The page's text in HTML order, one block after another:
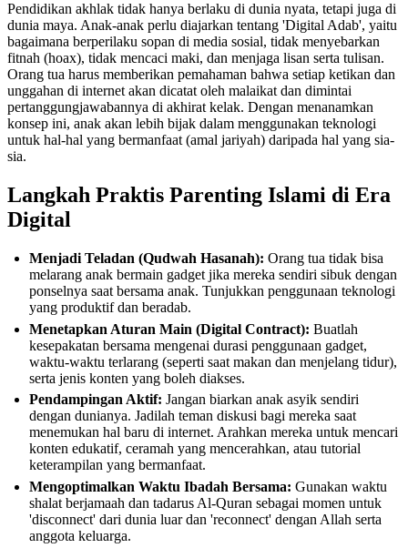
Pendidikan akhlak tidak hanya berlaku di dunia nyata, tetapi juga di
dunia maya. Anak-anak perlu diajarkan tentang 'Digital Adab', yaitu
bagaimana berperilaku sopan di media sosial, tidak menyebarkan
fitnah (hoax), tidak mencaci maki, dan menjaga lisan serta tulisan.
Orang tua harus memberikan pemahaman bahwa setiap ketikan dan
unggahan di internet akan dicatat oleh malaikat dan dimintai
pertanggungjawabannya di akhirat kelak. Dengan menanamkan
konsep ini, anak akan lebih bijak dalam menggunakan teknologi
untuk hal-hal yang bermanfaat (amal jariyah) daripada hal yang sia-
sia.
Langkah Praktis Parenting Islami di Era
Digital
Menjadi Teladan (Qudwah Hasanah): Orang tua tidak bisa
melarang anak bermain gadget jika mereka sendiri sibuk dengan
ponselnya saat bersama anak. Tunjukkan penggunaan teknologi
yang produktif dan beradab.
Menetapkan Aturan Main (Digital Contract): Buatlah
kesepakatan bersama mengenai durasi penggunaan gadget,
waktu-waktu terlarang (seperti saat makan dan menjelang tidur),
serta jenis konten yang boleh diakses.
Pendampingan Aktif: Jangan biarkan anak asyik sendiri
dengan dunianya. Jadilah teman diskusi bagi mereka saat
menemukan hal baru di internet. Arahkan mereka untuk mencari
konten edukatif, ceramah yang mencerahkan, atau tutorial
keterampilan yang bermanfaat.
Mengoptimalkan Waktu Ibadah Bersama: Gunakan waktu
shalat berjamaah dan tadarus Al-Quran sebagai momen untuk
'disconnect' dari dunia luar dan 'reconnect' dengan Allah serta
anggota keluarga.